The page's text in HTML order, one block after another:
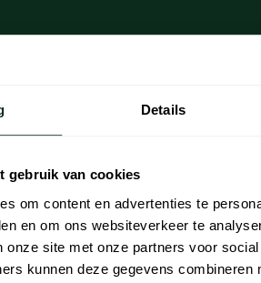
Details
gebruik van cookies
om content en advertenties te
en om ons websiteverkeer te
onze site met onze partners voor
kunnen deze gegevens combineren